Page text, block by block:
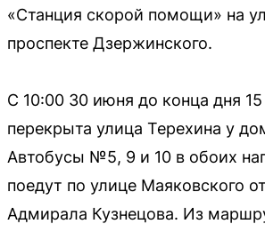
«Станция скорой помощи» на
проспекте Дзержинского.
С 10:00 30 июня до конца дня
перекрыта улица Терехина у
Автобусы №5, 9 и 10 в обоих
поедут по улице Маяковского
Адмирала Кузнецова. Из